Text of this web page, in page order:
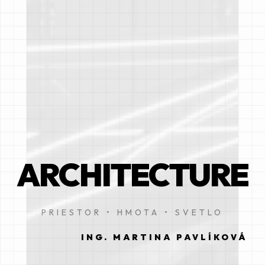
ARCHITECTURE
PRIESTOR • HMOTA • SVETLO
ING. MARTINA PAVLÍKOVÁ